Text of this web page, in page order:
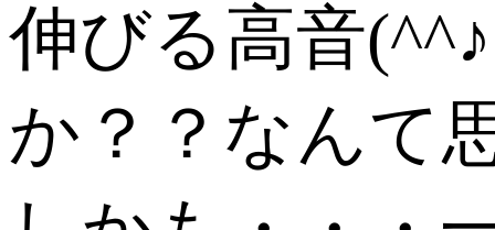
伸びる高音
か？？なんて